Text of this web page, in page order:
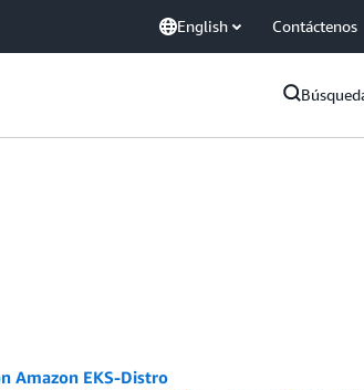
English Contáctenos
Amazon EKS-Distro